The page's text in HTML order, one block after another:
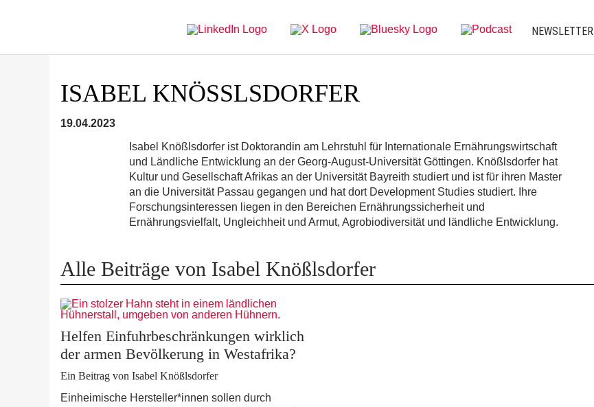
NEWSLETTER
ISABEL KNÖSSLSDORFER
19.04.2023
Isabel Knößlsdorfer ist Doktorandin am Lehrstuhl für Internationale Ernährungswirtschaft
und Ländliche Entwicklung an der Georg-August-Universität Göttingen. Knößlsdorfer hat
Kultur und Gesellschaft Afrikas an der Universität Bayreith studiert und ist für ihren Master
an die Universität Passau gegangen und hat dort Development Studies studiert. Ihre
Forschungsinteressen liegen in den Bereichen Ernährungssicherheit und
Ernährungsvielfalt, Ungleichheit und Armut, Agrobiodiversität und ländliche Entwicklung.
Alle Beiträge von Isabel Knößlsdorfer
Helfen Einfuhrbeschränkungen wirklich
der armen Bevölkerung in Westafrika?
Ein Beitrag von Isabel Knößlsdorfer
Einheimische Hersteller*innen sollen durch